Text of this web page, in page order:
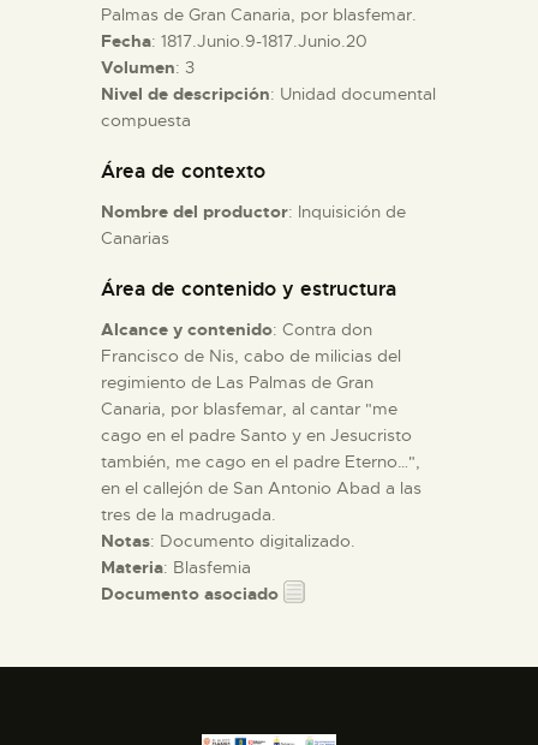
EL MUSEO
COLECCIONES
Palmas de Gran Canaria, por blasfemar.
Fecha: 1817.Junio.9-1817.Junio.20
Volumen: 3
Nivel de descripción: Unidad documental
compuesta
Área de contexto
Nombre del productor: Inquisición de
Canarias
Área de contenido y estructura
Alcance y contenido: Contra don
Francisco de Nis, cabo de milicias del
regimiento de Las Palmas de Gran
Canaria, por blasfemar, al cantar "me
cago en el padre Santo y en Jesucristo
también, me cago en el padre Eterno…",
en el callejón de San Antonio Abad a las
tres de la madrugada.
Notas: Documento digitalizado.
Materia: Blasfemia
Documento asociado